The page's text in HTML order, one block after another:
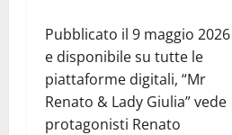
Pubblicato il 9 maggio 2026
e disponibile su tutte le
piattaforme digitali, “Mr
Renato & Lady Giulia” vede
protagonisti Renato